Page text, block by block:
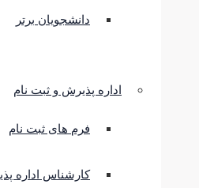
دانشجویان برتر
اداره پذیرش و ثبت نام
فرم های ثبت نام
کارشناس اداره